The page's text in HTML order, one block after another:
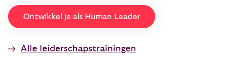
Ontwikkel je als Human Leader
Alle leiderschapstrainingen